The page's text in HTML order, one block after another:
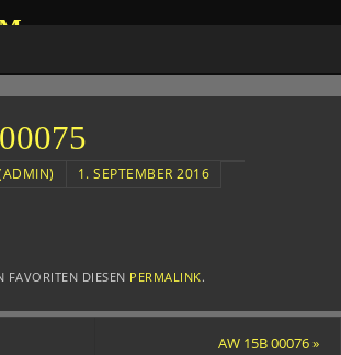
1. SEPTEMBER 2016
FAVORITEN DIESEN PERMALINK.
AW 15B 00076»